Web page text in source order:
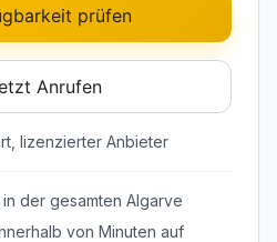
prüfen
Anrufen
lizenzierter Anbieter
der gesamten Algarve
von Minuten auf